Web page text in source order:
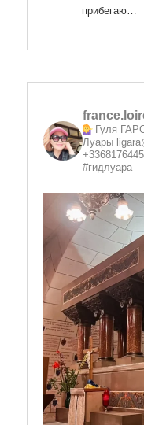
прибегаю…
Гуля
Луары
#гидлуара